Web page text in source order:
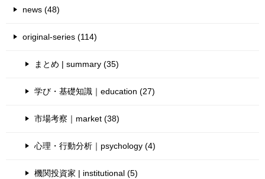
news (48)
original-series (114)
まとめ | summary (35)
学び・基礎知識｜education (27)
市場考察｜market (38)
心理・行動分析｜psychology (4)
機関投資家 | institutional (5)